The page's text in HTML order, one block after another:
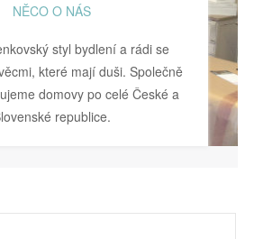
NĚCO O NÁS
styl bydlení a rádi se
které mají duši. Společně
domovy po celé České a
republice.